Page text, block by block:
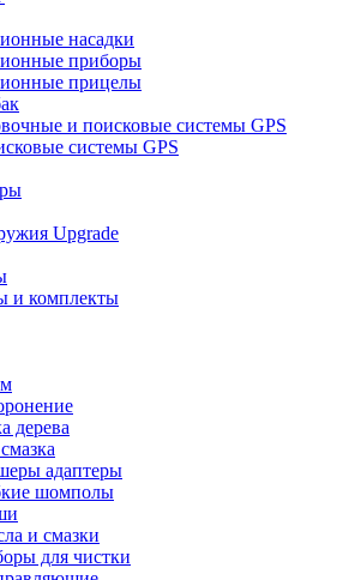
насадки
приборы
прицелы
и поисковые системы GPS
системы GPS
Upgrade
и комплекты
дерева
адаптеры
шомполы
и смазки
для чистки